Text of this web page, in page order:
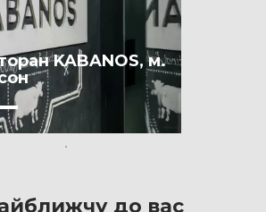
KABANOS, м.
до вас